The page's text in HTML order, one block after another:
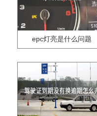
epc灯亮是什么问题